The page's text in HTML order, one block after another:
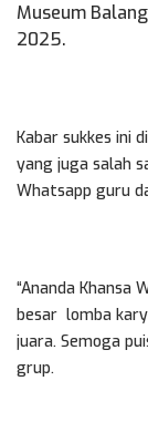
Museum
2025.
Kabar sukkes ini
yang juga salah
Whatsapp guru
“Ananda Khansa
besar lomba
juara. Semoga
grup.